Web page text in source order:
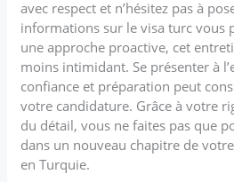
avec respect et n’hésitez pas à
informations sur le visa turc vous
une approche proactive, cet
moins intimidant. Se présenter à
confiance et préparation peut
votre candidature. Grâce à votre
du détail, vous ne faites pas que
dans un nouveau chapitre de
en Turquie.